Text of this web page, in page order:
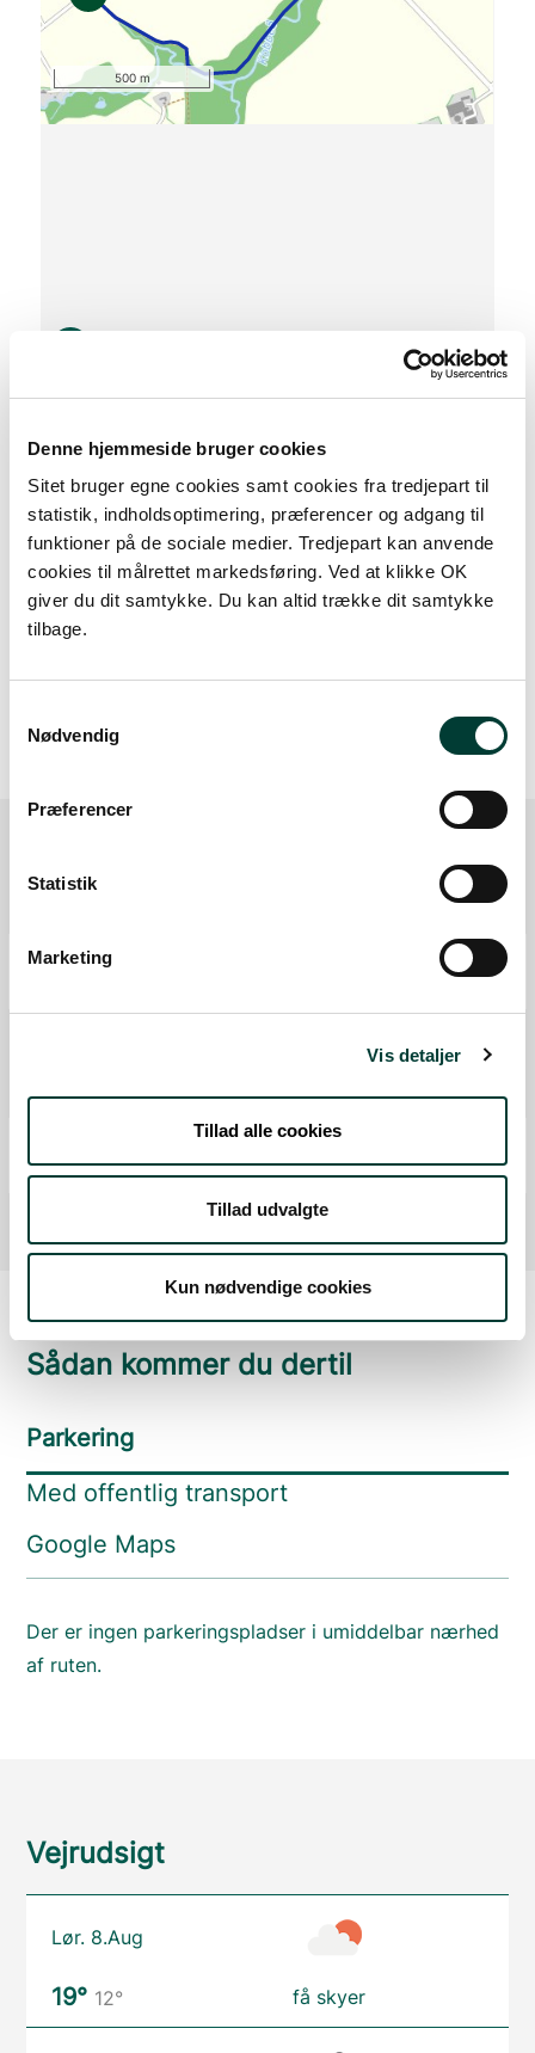
Denne hjemmeside bruger cookies
Sitet bruger egne cookies samt cookies fra tredjepart til
statistik, indholdsoptimering, præferencer og adgang til
funktioner på de sociale medier. Tredjepart kan anvende
cookies til målrettet markedsføring. Ved at klikke OK
giver du dit samtykke. Du kan altid trække dit samtykke
tilbage.
Nødvendig
Præferencer
Statistik
Marketing
Vis detaljer
Tillad alle cookies
Tillad udvalgte
Kun nødvendige cookies
500 m
0 km
Lav stigning (maks. 1 %)
Medium stigning (maks. 5 %)
Høj stigning (maks. 8 %)
Ruten i detaljer
Start
Fra forrige:0 km Samlet:0,0 km
Fra forrige:2,8 km Samlet:2,8 km
Sådan kommer du dertil
Parkering
Med offentlig transport
Google Maps
Der er ingen parkeringspladser i umiddelbar nærhed
af ruten.
Vejrudsigt
Lør. 8.Aug
19° 12° få skyer